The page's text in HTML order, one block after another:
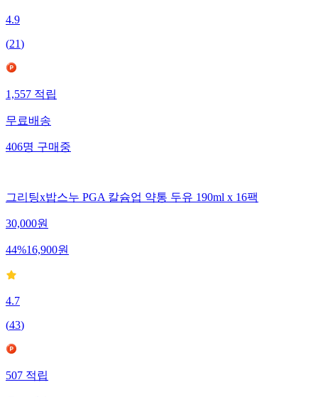
4.9
(21)
1,557적립
무료배송
406명구매중
그리팅x밥스누 PGA 칼슘업 약통 두유 190ml x 16팩
30,000원
44%16,900원
4.7
(43)
507적립